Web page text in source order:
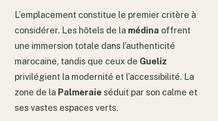
L’emplacement constitue le premier critère à
considérer. Les hôtels de la médina offrent
une immersion totale dans l’authenticité
marocaine, tandis que ceux de Gueliz
privilégient la modernité et l’accessibilité. La
zone de la Palmeraie séduit par son calme et
ses vastes espaces verts.